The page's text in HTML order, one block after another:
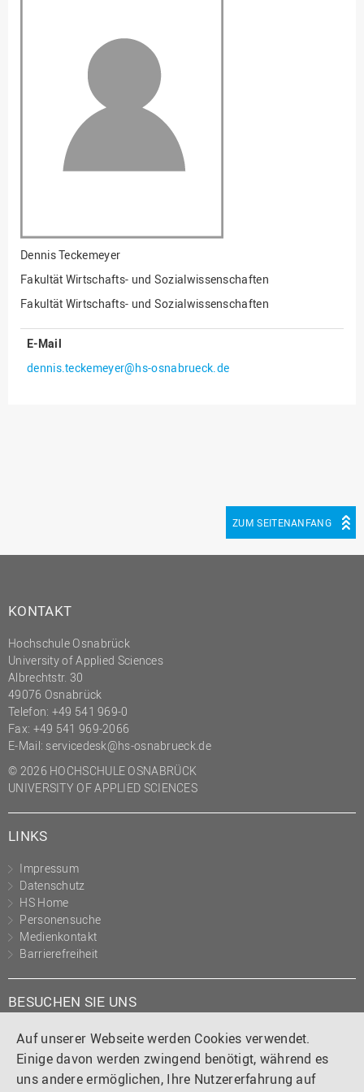
Auf unserer Webseite werden Cookies verwendet.
Einige davon werden zwingend benötigt, während es
uns andere ermöglichen, Ihre Nutzererfahrung auf
und Informatik
Fakultät Management,
Kultur und Technik
Fakultät Wirtschafts- und
Sozialwissenschaften
Finanzen
Gesellschaftliches
Hochschulplanung/-
strategie
Personalrat
Präsidialbüro
Professional School
Projekte des Präsidiums
Projektmanagement Office
(PMO)
Prozessmanagement
Recht
Studium und Lehre
Transfer- und
Innovationsmanagement
Dennis Teckemeyer
Fakultät Wirtschafts- und Sozialwissenschaften
Fakultät Wirtschafts- und Sozialwissenschaften
E-Mail
dennis.teckemeyer@hs-osnabrueck.de
ZUM SEITENANFANG
KONTAKT
Hochschule Osnabrück
University of Applied Sciences
Albrechtstr. 30
49076 Osnabrück
Telefon: +49 541 969-0
Fax: +49 541 969-2066
E-Mail: servicedesk@hs-osnabrueck.de
© 2026 HOCHSCHULE OSNABRÜCK
UNIVERSITY OF APPLIED SCIENCES
LINKS
Impressum
Datenschutz
HS Home
Personensuche
Medienkontakt
Barrierefreiheit
BESUCHEN SIE UNS
Instagram
TiktokLinkedIn
YouTube
Facebook